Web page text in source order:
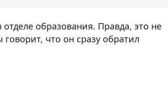
образования. Правда, это не
что он сразу обратил